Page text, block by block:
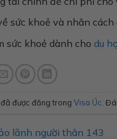
sức khoẻ và nhân cách
sức khoẻ dành cho du
được đăng trong Visa Úc .
lãnh người thân 143